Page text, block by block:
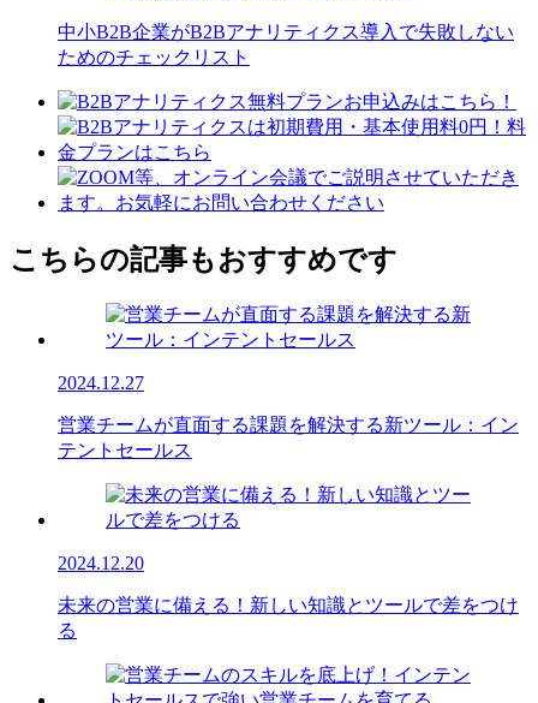
中小B2B企業がB2Bアナリティクス導入で失敗しない
ためのチェックリスト
こちらの記事もおすすめです
2024.12.27
営業チームが直面する課題を解決する新ツール：イン
テントセールス
2024.12.20
未来の営業に備える！新しい知識とツールで差をつけ
る